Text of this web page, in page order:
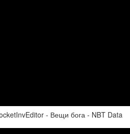
- Вещи бога - NBT Data